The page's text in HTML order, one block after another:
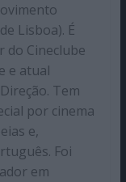
Lisboa). É
do Cineclube
e atual
Tem
por cinema
e,
Foi
em